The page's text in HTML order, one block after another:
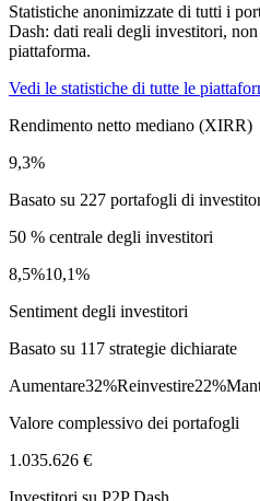
Statistiche anonimizzate di tutti i
Dash: dati reali degli investitori,
piattaforma.
Vedi le statistiche di tutte le
Rendimento netto mediano (XIRR)
9,3%
Basato su 227 portafogli di
50 % centrale degli investitori
8,5%10,1%
Sentiment degli investitori
Basato su 117 strategie dichiarate
Aumentare32%Reinvestire22%
Valore complessivo dei portafogli
1.035.626 €
Investitori su P2P Dash